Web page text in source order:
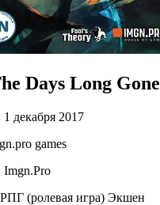
Days Long Gone
1 декабря 2017
games
Imgn.Pro
РПГ (ролевая игра) Экшен